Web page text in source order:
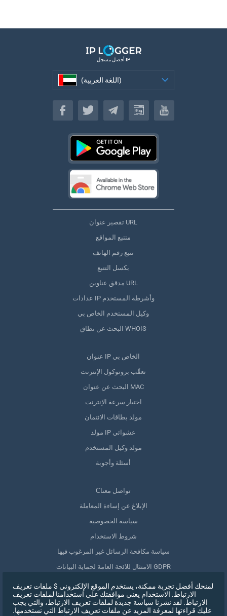
أفضل مسجل IP
(اللغة العربية)
(اللغة العربية)
تقصير عنوان URL
متتبع المواقع
تتبع رقم الهاتف
بكسل التتبع
مدقق عناوين URL
عدادات IP وأشرطة المستخدم
وكيل المستخدم الخاص بي
البحث عن نطاق WHOIS
عنوان IP الخاص بي
تعقّب بروتوكول الإنترنت
البحث عن عنوان MAC
اختبار سرعة الإنترنت
مولد بطاقات الائتمان
مولد IP عشوائي
مولد وكيل المستخدم
أسئلة وأجوبة
Сتواصل معنا
الإبلاغ عن إساءة المعاملة
سياسة الخصوصية
شروط الاستخدام
سياسة مكافحة الرسائل غير المرغوب فيها
الامتثال للائحة العامة لحماية البيانات GDPR
حذف بياناتي
سحب الموافقة
لمنحك أفضل تجربة ممكنة، يستخدم الموقع الإلكتروني $ ملفات تعريف
الارتباط. الاستخدام يعني موافقتك على استخدامنا لملفات تعريف
الارتباط. لقد نشرنا سياسة جديدة لملفات تعريف الارتباط، والتي يجب
عليك قراءتها لمعرفة المزيد عن ملفات تعريف الارتباط التي نستخدمها.